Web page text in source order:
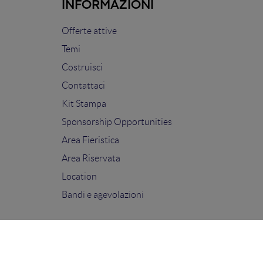
INFORMAZIONI
Offerte attive
Temi
Costruisci
Contattaci
Kit Stampa
Sponsorship Opportunities
Area Fieristica
Area Riservata
Location
Bandi e agevolazioni